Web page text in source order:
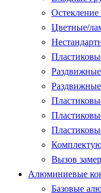
Остекление
Цветные/
Вызов
Алюминиевые
Базовые